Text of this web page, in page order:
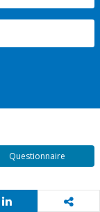
Questionnaire